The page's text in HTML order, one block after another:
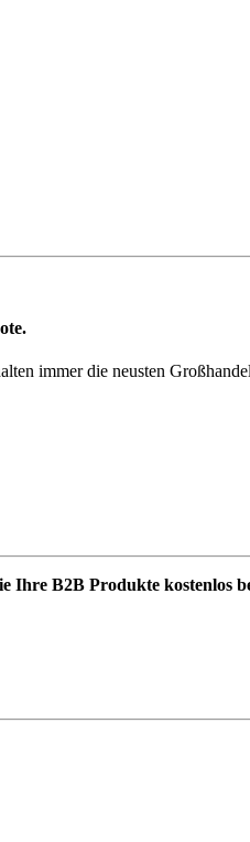
immer die neusten
Ihre B2B Produkte kostenlos